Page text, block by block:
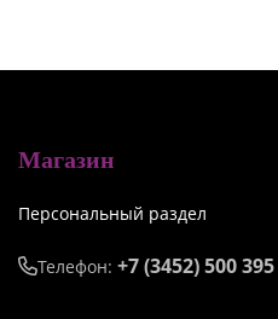
Магазин
Персональный раздел
Телефон: +7 (3452) 500 395